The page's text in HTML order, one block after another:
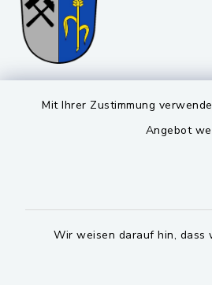
Mit Ihrer Zustimmung
Angebot
Wir weisen darauf hin, dass
Gemeinde Stulln
09435 / 309-227